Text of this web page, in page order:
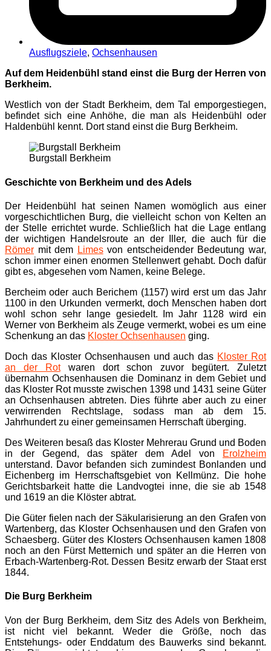
Ausflugsziele, Ochsenhausen
Auf dem Heidenbühl stand einst die Burg der Herren von
Berkheim.
Westlich von der Stadt Berkheim, dem Tal emporgestiegen,
befindet sich eine Anhöhe, die man als Heidenbühl oder
Haldenbühl kennt. Dort stand einst die Burg Berkheim.
Burgstall Berkheim
Geschichte von Berkheim und des Adels
Der Heidenbühl hat seinen Namen womöglich aus einer
vorgeschichtlichen Burg, die vielleicht schon von Kelten an
der Stelle errichtet wurde. Schließlich hat die Lage entlang
der wichtigen Handelsroute an der Iller, die auch für die
Römer mit dem Limesvon entscheidender Bedeutung war,
schon immer einen enormen Stellenwert gehabt. Doch dafür
gibt es, abgesehen vom Namen, keine Belege.
Bercheim oder auch Berichem (1157) wird erst um das Jahr
1100 in den Urkunden vermerkt, doch Menschen haben dort
wohl schon sehr lange gesiedelt. Im Jahr 1128 wird ein
Werner von Berkheim als Zeuge vermerkt, wobei es um eine
Schenkung an das Kloster Ochsenhausen ging.
Doch das Kloster Ochsenhausen und auch das Kloster Rot
an der Rotwaren dort schon zuvor begütert. Zuletzt
übernahm Ochsenhausen die Dominanz in dem Gebiet und
das Kloster Rot musste zwischen 1398 und 1431 seine Güter
an Ochsenhausen abtreten. Dies führte aber auch zu einer
verwirrenden Rechtslage, sodass man ab dem 15.
Jahrhundert zu einer gemeinsamen Herrschaft überging.
Des Weiteren besaß das Kloster Mehrerau Grund und Boden
in der Gegend, das später dem Adel von
Erolzheim
unterstand. Davor befanden sich zumindest Bonlanden und
Eichenberg im Herrschaftsgebiet von Kellmünz. Die hohe
Gerichtsbarkeit hatte die Landvogtei inne, die sie ab 1548
und 1619 an die Klöster abtrat.
Die Güter fielen nach der Säkularisierung an den Grafen von
Wartenberg, das Kloster Ochsenhausen und den Grafen von
Schaesberg. Güter des Klosters Ochsenhausen kamen 1808
noch an den Fürst Metternich und später an die Herren von
Erbach-Wartenberg-Rot. Dessen Besitz erwarb der Staat erst
1844.
Die Burg Berkheim
Von der Burg Berkheim, dem Sitz des Adels von Berkheim,
ist nicht viel bekannt. Weder die Größe, noch das
Entstehungs- oder Enddatum des Bauwerks sind bekannt.